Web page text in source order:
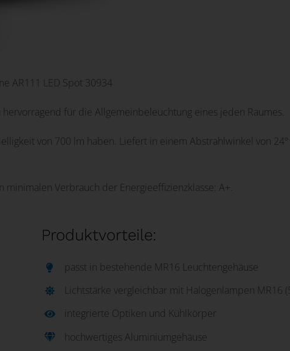
AR111 LED Spot 30934
für die Allgemeinbeleuchtung eines jeden Raumes.
von 700 lm haben. Liefert in einem Abstrahlwinkel von
Verbrauch der Energieeffizienzklasse: A+.
Produktvorteile:
passt in bestehende MR16 Leuchtengehäuse
Lichtstärke vergleichbar mit Halogenlampen MR16
integrierte Optiken und Kühlkörper
hochwertiges Aluminiumgehäuse